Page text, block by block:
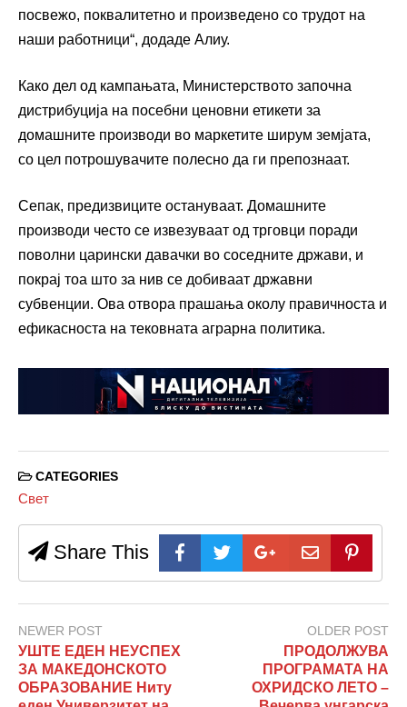
посвежо, поквалитетно и произведено со трудот на
наши работници“, додаде Алиу.
Како дел од кампањата, Министерството започна
дистрибуција на посебни ценовни етикети за
домашните производи во маркетите ширум земјата,
со цел потрошувачите полесно да ги препознаат.
Сепак, предизвиците остануваат. Домашните
производи често се извезуваат од трговци поради
поволни царински давачки во соседните држави, и
покрај тоа што за нив се добиваат државни
субвенции. Ова отвора прашања околу правичноста и
ефикасноста на тековната аграрна политика.
CATEGORIES
Свет
Share This
NEWER POST
УШТЕ ЕДЕН НЕУСПЕХ
ЗА МАКЕДОНСКОТО
ОБРАЗОВАНИЕ Ниту
OLDER POST
ПРОДОЛЖУВА
ПРОГРАМАТА НА
ОХРИДСКО ЛЕТО –